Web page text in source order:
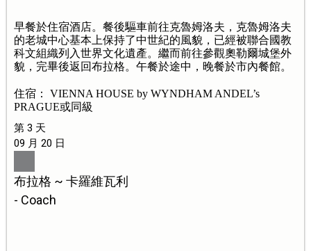
早餐於住宿酒店。餐後驅車前往克魯姆洛夫，克魯姆洛夫
的老城中心基本上保持了中世紀的風貌，已經被聯合國教
科文組織列入世界文化遺產。繼而前往參觀奧勒爾城堡外
貌，完畢後返回布拉格。午餐於途中，晚餐於市內餐館。
住宿： VIENNA HOUSE by WYNDHAM ANDEL’s
PRAGUE或同級
第 3 天
09 月 20 日
布拉格 ~ 卡羅維瓦利
- Coach